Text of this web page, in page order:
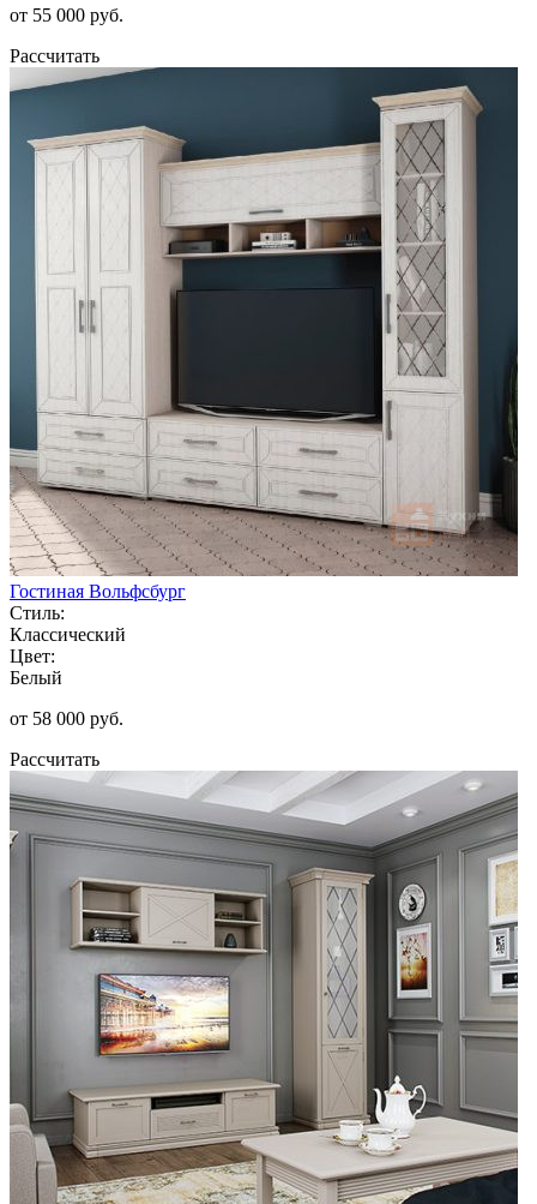
от 55 000 руб.
Рассчитать
Гостиная Вольфсбург
Стиль:
Классический
Цвет:
Белый
от 58 000 руб.
Рассчитать